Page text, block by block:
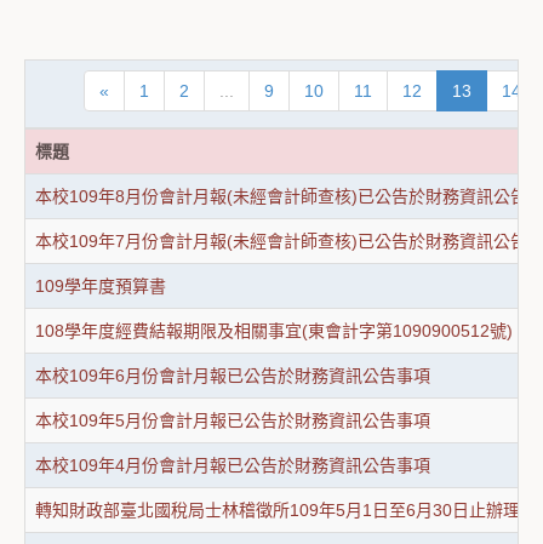
« 1 2 9 10 11 12 13 14
標題
本校109年8月份會計月報(未經會計師查核)已公告於財務資訊公告
本校109年7月份會計月報(未經會計師查核)已公告於財務資訊公告
109學年度預算書
108學年度經費結報期限及相關事宜(東會計字第1090900512號)
本校109年6月份會計月報已公告於財務資訊公告事項
本校109年5月份會計月報已公告於財務資訊公告事項
本校109年4月份會計月報已公告於財務資訊公告事項
轉知財政部臺北國稅局士林稽徵所109年5月1日至6月30日止辦理